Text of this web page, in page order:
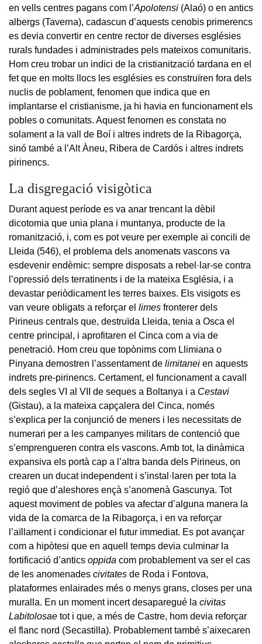
en vells centres pagans com l’Apolotensi (Alaó) o en antics
albergs (Taverna), cadascun d’aquests cenobis primerencs
es devia convertir en centre rector de diverses esglésies
rurals fundades i administrades pels mateixos comunitaris.
Hom creu trobar un indici de la cristianització tardana en el
fet que en molts llocs les esglésies es construïren fora dels
nuclis de poblament, fenomen que indica que en
implantarse el cristianisme, ja hi havia en funcionament els
pobles o comunitats. Aquest fenomen es constata no
solament a la vall de Boí i altres indrets de la Ribagorça,
sinó també a l’Alt Àneu, Ribera de Cardós i altres indrets
pirinencs.
La disgregació visigòtica
Durant aquest període es va anar trencant la dèbil
dicotomia que unia plana i muntanya, producte de la
romanització, i, com es pot veure per exemple ai concili de
Lleida (546), el problema dels anomenats vascons va
esdevenir endèmic: sempre disposats a rebel·lar-se contra
l’opressió dels terratinents i de la mateixa Església, i a
devastar periòdicament les terres baixes. Els visigots es
van veure obligats a reforçar el limes fronterer dels
Pirineus centrals que, destruïda Lleida, tenia a Osca el
centre principal, i aprofitaren el Cinca com a via de
penetració. Hom creu que topònims com Llimiana o
Pinyana demostren l’assentament de limitanei en aquests
indrets pre-pirinencs. Certament, el funcionament a cavall
dels segles VI al VII de seques a Boltanya i a Cestavi
(Gistau), a la mateixa capçalera del Cinca, només
s’explica per la conjunció de meners i les necessitats de
numerari per a les campanyes militars de contenció que
s’emprengueren contra els vascons. Amb tot, la dinàmica
expansiva els portà cap a l’altra banda dels Pirineus, on
crearen un ducat independent i s’instal·laren per tota la
regió que d’aleshores ençà s’anomenà Gascunya. Tot
aquest moviment de pobles va afectar d’alguna manera la
vida de la comarca de la Ribagorça, i en va reforçar
l’aïllament i condicionar el futur immediat. Es pot avançar
com a hipòtesi que en aquell temps devia culminar la
fortificació d’antics oppida com probablement va ser el cas
de les anomenades civitates de Roda i Fontova,
plataformes enlairades més o menys grans, closes per una
muralla. En un moment incert desaparegué la civitas
Labitolosae tot i que, a més de Castre, hom devia reforçar
el flanc nord (Secastilla). Probablement també s’aixecaren